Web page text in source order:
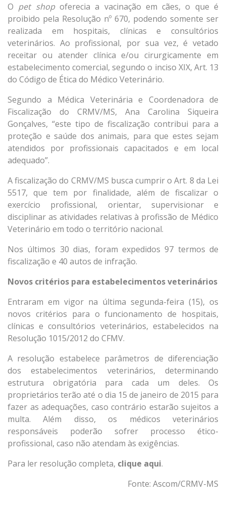
O pet shopoferecia a vacinação em cães, o que é
proibido pela Resolução nº 670, podendo somente ser
realizada em hospitais, clínicas e consultórios
veterinários. Ao profissional, por sua vez, é vetado
receitar ou atender clínica e/ou cirurgicamente em
estabelecimento comercial, segundo o inciso XIX, Art. 13
do Código de Ética do Médico Veterinário.
Segundo a Médica Veterinária e Coordenadora de
Fiscalização do CRMV/MS, Ana Carolina Siqueira
Gonçalves, “este tipo de fiscalização contribui para a
proteção e saúde dos animais, para que estes sejam
atendidos por profissionais capacitados e em local
adequado”.
A fiscalização do CRMV/MS busca cumprir o Art. 8 da Lei
5517, que tem por finalidade, além de fiscalizar o
exercício profissional, orientar, supervisionar e
disciplinar as atividades relativas à profissão de Médico
Veterinário em todo o território nacional.
Nos últimos 30 dias, foram expedidos 97 termos de
fiscalização e 40 autos de infração.
Novos critérios para estabelecimentos veterinários
Entraram em vigor na última segunda-feira (15), os
novos critérios para o funcionamento de hospitais,
clínicas e consultórios veterinários, estabelecidos na
Resolução 1015/2012 do CFMV.
A resolução estabelece parâmetros de diferenciação
dos estabelecimentos veterinários, determinando
estrutura obrigatória para cada um deles. Os
proprietários terão até o dia 15 de janeiro de 2015 para
fazer as adequações, caso contrário estarão sujeitos a
multa. Além disso, os médicos veterinários
responsáveis poderão sofrer processo ético-
profissional, caso não atendam às exigências.
Para ler resolução completa, clique aqui.
Fonte: Ascom/CRMV-MS